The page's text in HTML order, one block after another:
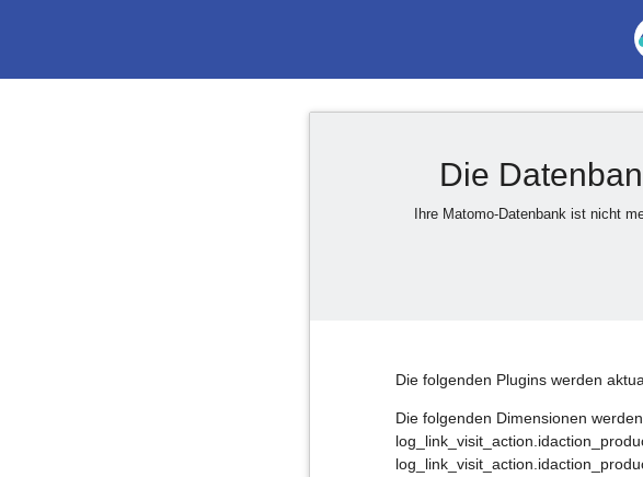
Die
Ihre Matomo-Datenbank ist nicht
Die folgenden Plugins werden
Die folgenden Dimensionen